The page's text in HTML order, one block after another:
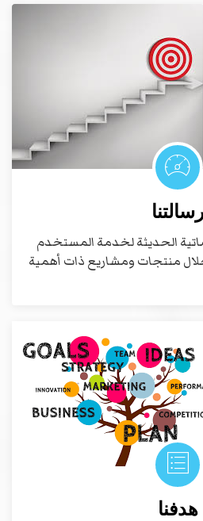
الحديثة لخدمة المستخدم
منتجات ومشاريع ذات أهمية
هدفنا